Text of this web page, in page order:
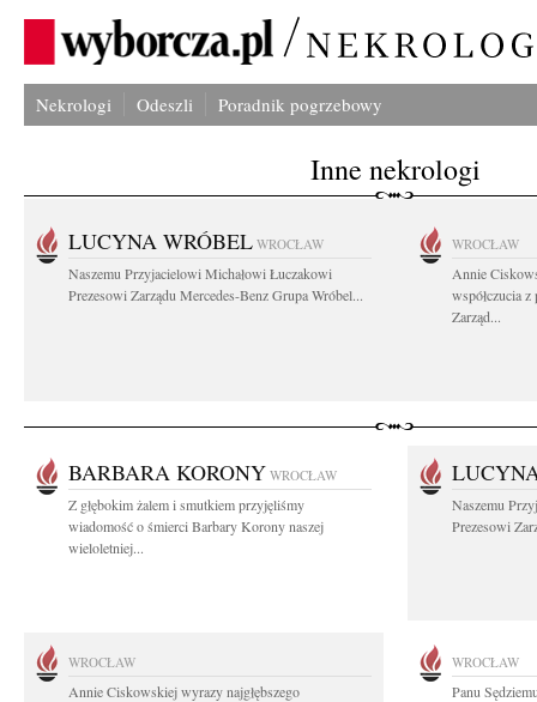
Nekrologi Odeszli Poradnik pogrzebowy
Inne nekrologi
LUCYNA WRÓBEL WROCŁAW
Naszemu Przyjacielowi Michałowi Łuczakowi
Prezesowi Zarządu Mercedes-Benz Grupa Wróbel...
WROCŁAW
Annie
współczucia
Zarząd...
BARBARA KORONY WROCŁAW
Z głębokim żalem i smutkiem przyjęliśmy
wiadomość o śmierci Barbary Korony naszej
wieloletniej...
Naszemu
Prezesowi
WROCŁAW
Annie Ciskowskiej wyrazy najgłębszego
WROCŁAW
Panu